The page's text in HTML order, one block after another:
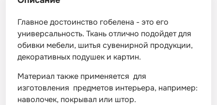
Главное достоинство гобелена - это его
универсальность. Ткань отлично подойдет для
обивки мебели, шитья сувенирной продукции,
декоративных подушек и картин.
Материал также применяется для
изготовления предметов интерьера, например:
наволочек, покрывал или штор.